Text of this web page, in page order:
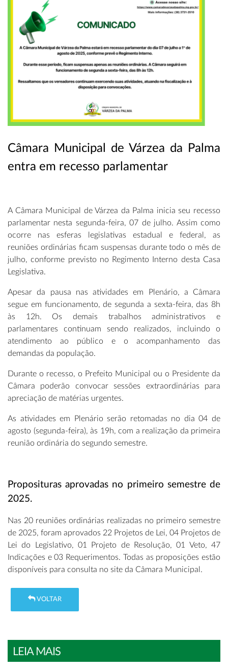
Câmara Municipal de Várzea da Palma
entra em recesso parlamentar
A Câmara Municipal de Várzea da Palma inicia seu recesso
parlamentar nesta segunda-feira, 07 de julho. Assim como
ocorre nas esferas legislativas estadual e federal, as
reuniões ordinárias ficam suspensas durante todo o mês de
julho, conforme previsto no Regimento Interno desta Casa
Legislativa.
Apesar da pausa nas atividades em Plenário, a Câmara
segue em funcionamento, de segunda a sexta-feira, das 8h
às 12h. Os demais trabalhos administrativos e
parlamentares continuam sendo realizados, incluindo o
atendimento ao público e o acompanhamento das
demandas da população.
Durante o recesso, o Prefeito Municipal ou o Presidente da
Câmara poderão convocar sessões extraordinárias para
apreciação de matérias urgentes.
As atividades em Plenário serão retomadas no dia 04 de
agosto (segunda-feira), às 19h, com a realização da primeira
reunião ordinária do segundo semestre.
Proposituras aprovadas no primeiro semestre de
2025.
Nas 20 reuniões ordinárias realizadas no primeiro semestre
de 2025, foram aprovados 22 Projetos de Lei, 04 Projetos de
Lei do Legislativo, 01 Projeto de Resolução, 01 Veto, 47
Indicações e 03 Requerimentos. Todas as proposições estão
disponíveis para consulta no site da Câmara Municipal.
VOLTAR
LEIA MAIS